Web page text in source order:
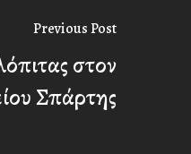
Previous Post
στον
Σπάρτης